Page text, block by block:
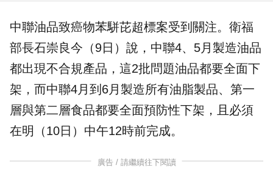
中聯油品致癌物苯駢芘超標案受到關注。 衛福
部長石崇良今（9日）說，中聯4、5月製造油品
都出現不合規產品，這2批問題油品都要全面下
架 ，而中聯4月到6月製造所有油脂製品、第一
層與第二層食品都要全面預防性下架，且必須
在明（10日）中午12時前完成。
廣告 / 請繼續往下閱讀